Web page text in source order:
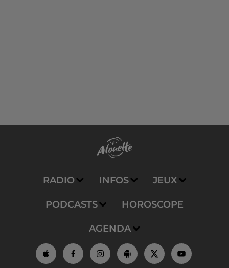
RADIO INFOS JEUX
PODCASTS HOROSCOPE
AGENDA